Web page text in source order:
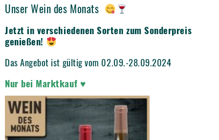
Unser Wein des Monats
Jetzt in verschiedenen Sorten zum Sonderpreis
genießen!
Das Angebot ist gültig vom 02.09.-28.09.2024
Nur bei Marktkauf ♥